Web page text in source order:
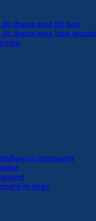
chasse pour fût bois
chasse pour tube alu/
ou compound
et siège